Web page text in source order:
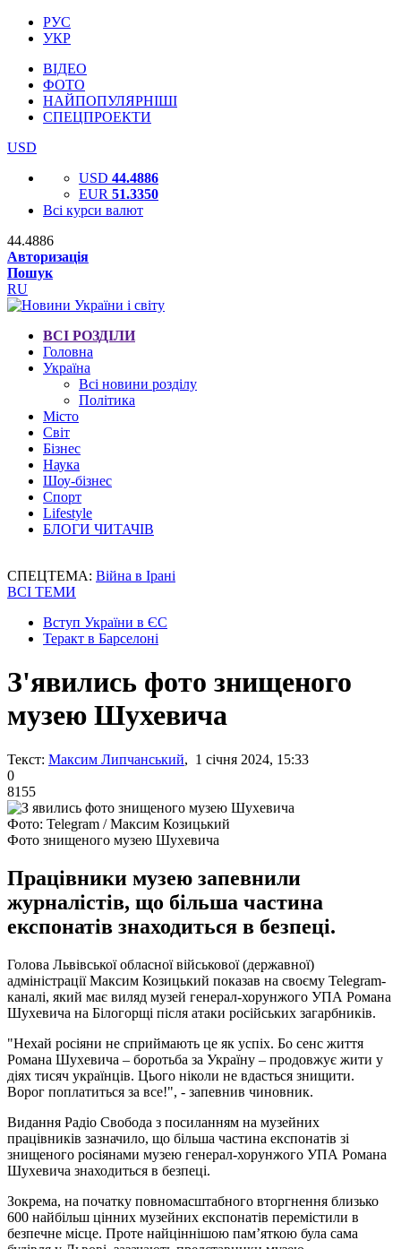
РУС
УКР
ВІДЕО
ФОТО
НАЙПОПУЛЯРНІШІ
СПЕЦПРОЕКТИ
USD
USD 44.4886
EUR 51.3350
Всі курси валют
44.4886
Авторизація
Пошук
RU
ВСІ РОЗДІЛИ
Головна
Україна
Всі новини розділу
Політика
Місто
Світ
Бізнес
Наука
Шоу-бізнес
Спорт
Lifestyle
БЛОГИ ЧИТАЧІВ
СПЕЦТЕМА: Війна в Ірані
ВСІ ТЕМИ
Вступ України в ЄС
Теракт в Барселоні
З'явились фото знищеного
музею Шухевича
Текст: Максим Липчанський, 1 січня 2024, 15:33
0
8155
Фото: Telegram / Максим Козицький
Фото знищеного музею Шухевича
Працівники музею запевнили
журналістів, що більша частина
експонатів знаходиться в безпеці.
Голова Львівської обласної військової (державної)
адміністрації Максим Козицький показав на своєму Telegram-
каналі, який має виляд музей генерал-хорунжого УПА Романа
Шухевича на Білогорщі після атаки російських загарбників.
"Нехай росіяни не сприймають це як успіх. Бо сенс життя
Романа Шухевича – боротьба за Україну – продовжує жити у
діях тисяч українців. Цього ніколи не вдасться знищити.
Ворог поплатиться за все!", - запевнив чиновник.
Видання Радіо Свобода з посиланням на музейних
працівників зазначило, що більша частина експонатів зі
знищеного росіянами музею генерал-хорунжого УПА Романа
Шухевича знаходиться в безпеці.
Зокрема, на початку повномасштабного вторгнення близько
600 найбільш цінних музейних експонатів перемістили в
безпечне місце. Проте найціннішою пам’яткою була сама